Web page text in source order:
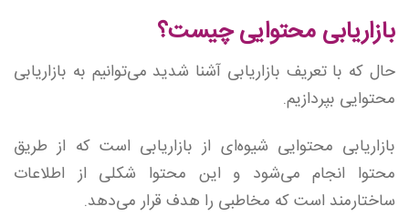
بازاریابی محتوایی چیست؟
حال که با تعریف بازاریابی آشنا شدید می‌توانیم به بازاریابی
محتوایی بپردازیم.
بازاریابی محتوایی شیوه‌ای از بازاریابی است که از طریق
محتوا انجام می‌شود و این محتوا شکلی از اطلاعات
ساختارمند است که مخاطبی را هدف قرار می‌دهد.